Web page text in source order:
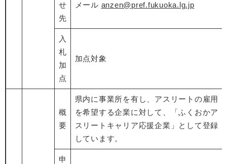
せ
先
メール anzen@pref.fukuoka.lg.jp
入
札
加
点
加点対象
概
要
県内に事業所を有し、アスリートの雇用
を希望する企業に対して、「ふくおかア
スリートキャリア応援企業」として登録
しています。
申